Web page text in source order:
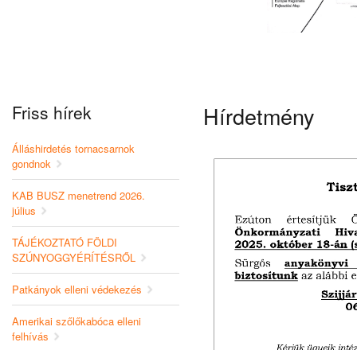
Friss hírek
Álláshirdetés tornacsarnok
gondnok
KAB BUSZ menetrend 2026.
július
TÁJÉKOZTATÓ FÖLDI
SZÚNYOGGYÉRÍTÉSRŐL
Patkányok elleni védekezés
Amerikai szőlőkabóca elleni
felhívás
Hírdetmény